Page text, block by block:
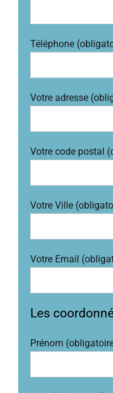
Téléphone
Votre adresse
Votre code postal
Votre Ville
Votre Email
Les
Prénom